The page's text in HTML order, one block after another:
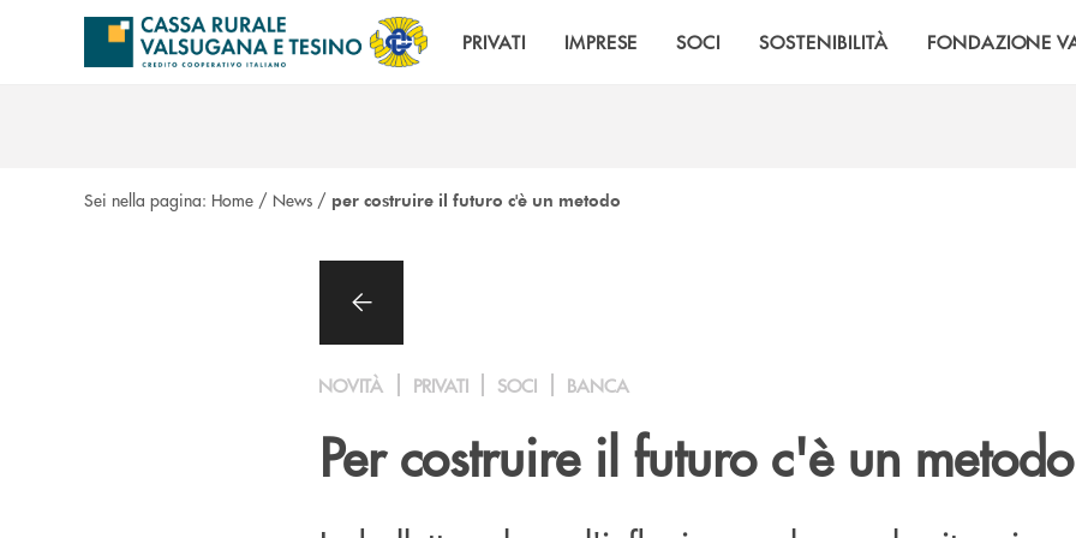
Salta al contenuto principale
PRIVATI IMPRESE SOCI SOSTENIBILITÀ FONDAZIONE
Sei nella pagina: Home / News / per costruire il futuro c'è un metodo
NOVITÀ PRIVATI SOCI BANCA
Per costruire il futuro c'è un metodo